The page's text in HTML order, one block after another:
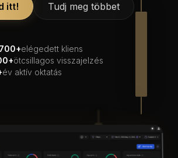
itt! Tudj meg többet
elégedett kliens
ötcsillagos visszajelzés
év aktív oktatás